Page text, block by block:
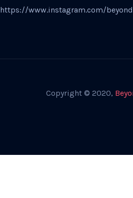
https://www.instagram.com/
Copyright © 2020,